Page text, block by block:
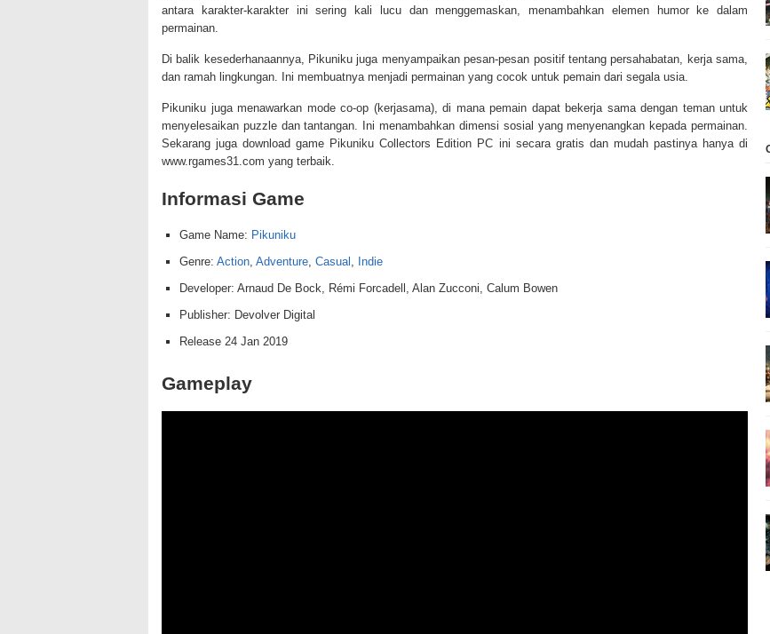
antara karakter-karakter ini sering kali lucu dan menggemaskan, menambahkan elemen humor ke dalam
permainan.
Di balik kesederhanaannya, Pikuniku juga menyampaikan pesan-pesan positif tentang persahabatan, kerja sama,
dan ramah lingkungan. Ini membuatnya menjadi permainan yang cocok untuk pemain dari segala usia.
Pikuniku juga menawarkan mode co-op (kerjasama), di mana pemain dapat bekerja sama dengan teman untuk
menyelesaikan puzzle dan tantangan. Ini menambahkan dimensi sosial yang menyenangkan kepada permainan.
Sekarang juga download game Pikuniku Collectors Edition PC ini secara gratis dan mudah pastinya hanya di
www.rgames31.com yang terbaik.
Informasi Game
Game Name: Pikuniku
Genre: Action, Adventure, Casual , Indie
Developer: Arnaud De Bock, Rémi Forcadell, Alan Zucconi, Calum Bowen
Publisher: Devolver Digital
Release 24 Jan 2019
Gameplay